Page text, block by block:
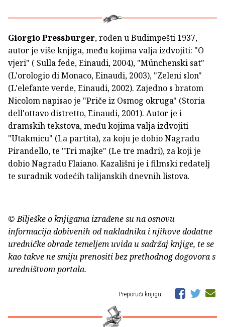
Giorgio Pressburger, rođen u Budimpešti 1937,
autor je više knjiga, među kojima valja izdvojiti: "O
vjeri" ( Sulla fede, Einaudi, 2004), "Münchenski sat"
(L'orologio di Monaco, Einaudi, 2003), "Zeleni slon"
(L'elefante verde, Einaudi, 2002). Zajedno s bratom
Nicolom napisao je "Priče iz Osmog okruga" (Storia
dell'ottavo distretto, Einaudi, 2001). Autor je i
dramskih tekstova, među kojima valja izdvojiti
"Utakmicu" (La partita), za koju je dobio Nagradu
Pirandello, te "Tri majke" (Le tre madri), za koji je
dobio Nagradu Flaiano. Kazališni je i filmski redatelj
te suradnik vodećih talijanskih dnevnih listova.
© Bilješke o knjigama izrađene su na osnovu
informacija dobivenih od nakladnika i njihove dodatne
uredničke obrade temeljem uvida u sadržaj knjige, te se
kao takve ne smiju prenositi bez prethodnog dogovora s
uredništvom portala.
Preporuči knjigu